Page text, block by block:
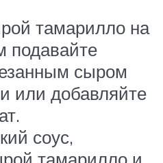
тамарилло на
подавайте
сыром
или добавляйте
соус,